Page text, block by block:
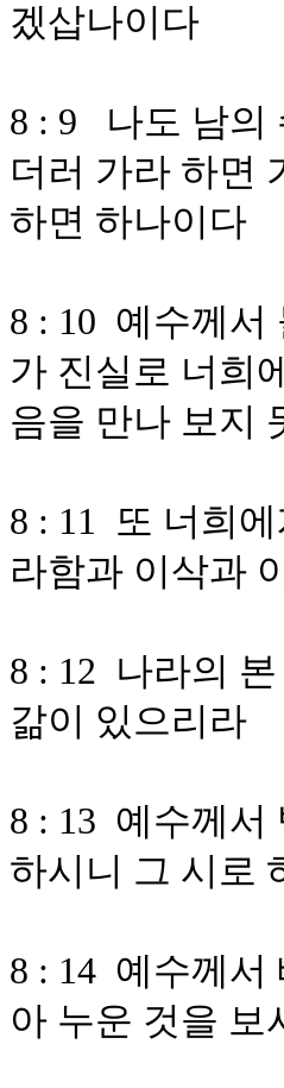
겠삽나이다
8 : 9 나도 남의
더러 가라 하면
하면 하나이다
8 : 10 예수께서
가 진실로 너희
음을 만나 보지
8 : 11 또 너희
라함과 이삭과
8 : 12 나라의
갊이 있으리라
8 : 13 예수께서
하시니 그 시로
8 : 14 예수께서
아 누운 것을 보